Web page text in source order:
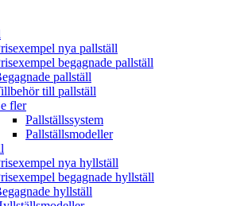
nya pallställ
begagnade pallställ
pallställ
till pallställ
fler
Pallställssystem
Pallställsmodeller
nya hyllställ
begagnade hyllställ
hyllställ